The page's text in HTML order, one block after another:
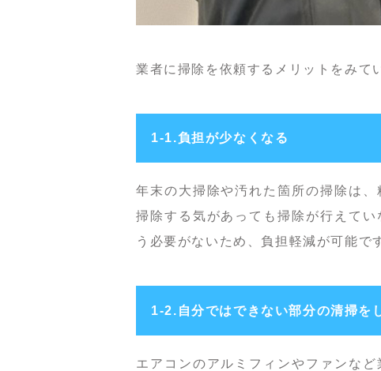
業者に掃除を依頼するメリットをみて
1-1.負担が少なくなる
年末の大掃除や汚れた箇所の掃除は
掃除する気があっても掃除が行えて
う必要がないため、負担軽減が可能で
1-2.自分ではできない部分の清掃を
エアコンのアルミフィンやファンな